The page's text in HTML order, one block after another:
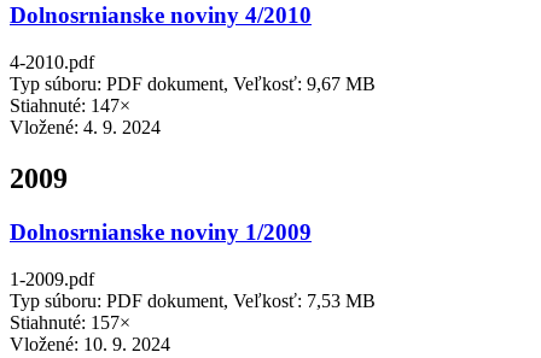
Dolnosrnianske noviny 4/2010
4-2010.pdf
Typ súboru: PDF dokument, Veľkosť: 9,67 MB
Stiahnuté: 147×
Vložené: 4. 9. 2024
2009
Dolnosrnianske noviny 1/2009
1-2009.pdf
Typ súboru: PDF dokument, Veľkosť: 7,53 MB
Stiahnuté: 157×
Vložené: 10. 9. 2024